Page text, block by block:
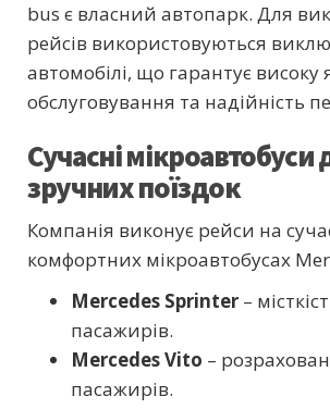
bus є власний автопарк. Для
рейсів використовуються
автомобілі, що гарантує високу
обслуговування та надійність
Сучасні мікроавтобуси
зручних поїздок
Компанія виконує рейси на
комфортних мікроавтобусах
Mercedes Sprinter –
пасажирів.
Mercedes Vito –
пасажирів.